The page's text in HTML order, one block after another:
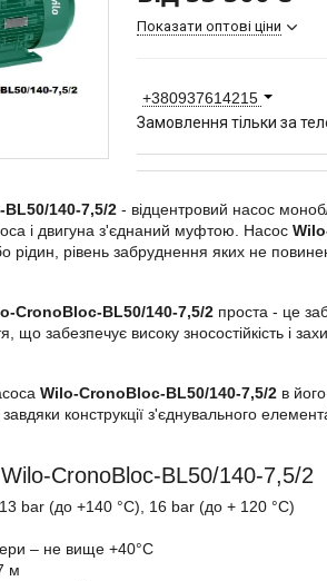
Показати оптові ціни
+380937614215
Замовлення тільки за
140-7,5/2 - відцентровий насос
і двигуна з'єднаний муфтою. Насос
рідин, рівень забруднення яких не
CronoBloc-BL50/140-7,5/2 проста - це
що забезпечує високу зносостійкість і
Wilo-CronoBloc-BL50/140-7,5/2 в
конструкції з'єднувального
CronoBloc-BL50/140-7,5/2
bar (до +140 °С), 16 bar (до + 120 °С)
– не вище +40°С
м